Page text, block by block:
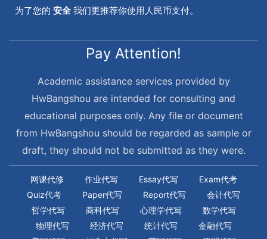
为了您的 安全 我们更推荐你使用人民币支付。
Pay Attention!
Academic assistance services provided by
HwBangshou are intended for consulting and
educational purposes only. Any file or document
from HwBangshou should be regarded as sample or
draft, they should not be submitted as they were.
网课代修 作业代写 Essay代写
Exam代考
Quiz代考
Paper代写 Report代写
会计代写
哲学代写
商科代写 心理学代写
数学代写
物理代写
经济代写 统计代写
金融代写